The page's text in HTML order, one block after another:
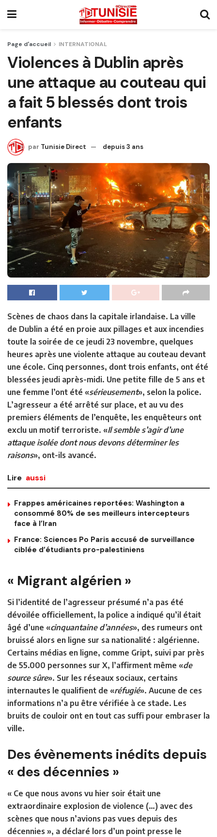
Page d'accueil INTERNATIONAL
Violences à Dublin après
une attaque au couteau qui
a fait 5 blessés dont trois
enfants
par Tunisie Direct depuis 3 ans
Scènes de chaos dans la capitale irlandaise. La ville
de Dublin a été en proie aux pillages et aux incendies
toute la soirée de ce jeudi 23 novembre, quelques
heures après une violente attaque au couteau devant
une école. Cinq personnes, dont trois enfants, ont été
blessées jeudi après-midi. Une petite fille de 5 ans et
une femme l’ont été «sérieusement», selon la police.
L’agresseur a été arrêté sur place, et au vu des
premiers éléments de l’enquête, les enquêteurs ont
exclu un motif terroriste. «Il semble s’agir d’une
attaque isolée dont nous devons déterminer les
raisons», ont-ils avancé.
Lire aussi
Frappes américaines reportées: Washington a
consommé 80% de ses meilleurs intercepteurs
face à l’Iran
France: Sciences Po Paris accusé de surveillance
ciblée d’étudiants pro-palestiniens
« Migrant algérien »
Si l’identité de l’agresseur présumé n’a pas été
dévoilée officiellement, la police a indiqué qu’il était
âgé d’une «cinquantaine d’années», des rumeurs ont
bruissé alors en ligne sur sa nationalité : algérienne.
Certains médias en ligne, comme Gript, suivi par près
de 55.000 personnes sur X, l’affirment même «de
source sûre». Sur les réseaux sociaux, certains
internautes le qualifient de «réfugié». Aucune de ces
informations n’a pu être vérifiée à ce stade. Les
bruits de couloir ont en tout cas suffi pour embraser la
ville.
Des évènements inédits depuis
« des décennies »
« Ce que nous avons vu hier soir était une
extraordinaire explosion de violence (…) avec des
scènes que nous n’avions pas vues depuis des
décennies », a déclaré lors d’un point presse le